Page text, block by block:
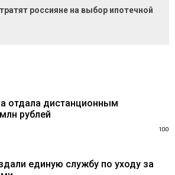
россияне на выбор ипотечной
отдала дистанционным
рублей
100
единую службу по уходу за